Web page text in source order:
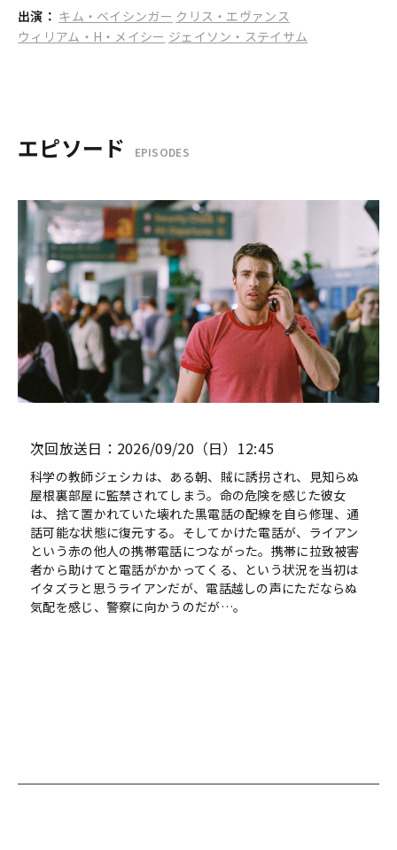
出演： キム・ベイシンガー クリス・エヴァンス
ウィリアム・H・メイシー ジェイソン・ステイサム
エピソード EPISODES
次回放送日：2026/09/20（日）12:45
科学の教師ジェシカは、ある朝、賊に誘拐され、見知らぬ
屋根裏部屋に監禁されてしまう。命の危険を感じた彼女
は、捨て置かれていた壊れた黒電話の配線を自ら修理、通
話可能な状態に復元する。そしてかけた電話が、ライアン
という赤の他人の携帯電話につながった。携帯に拉致被害
者から助けてと電話がかかってくる、という状況を当初は
イタズラと思うライアンだが、電話越しの声にただならぬ
気配を感じ、警察に向かうのだが…。